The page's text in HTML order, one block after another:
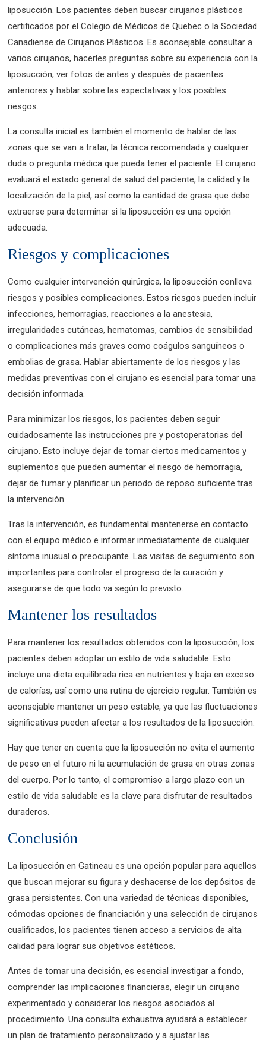
liposucción. Los pacientes deben buscar cirujanos plásticos
certificados por el Colegio de Médicos de Quebec o la Sociedad
Canadiense de Cirujanos Plásticos. Es aconsejable consultar a
varios cirujanos, hacerles preguntas sobre su experiencia con la
liposucción, ver fotos de antes y después de pacientes
anteriores y hablar sobre las expectativas y los posibles
riesgos.
La consulta inicial es también el momento de hablar de las
zonas que se van a tratar, la técnica recomendada y cualquier
duda o pregunta médica que pueda tener el paciente. El cirujano
evaluará el estado general de salud del paciente, la calidad y la
localización de la piel, así como la cantidad de grasa que debe
extraerse para determinar si la liposucción es una opción
adecuada.
Riesgos y complicaciones
Como cualquier intervención quirúrgica, la liposucción conlleva
riesgos y posibles complicaciones. Estos riesgos pueden incluir
infecciones, hemorragias, reacciones a la anestesia,
irregularidades cutáneas, hematomas, cambios de sensibilidad
o complicaciones más graves como coágulos sanguíneos o
embolias de grasa. Hablar abiertamente de los riesgos y las
medidas preventivas con el cirujano es esencial para tomar una
decisión informada.
Para minimizar los riesgos, los pacientes deben seguir
cuidadosamente las instrucciones pre y postoperatorias del
cirujano. Esto incluye dejar de tomar ciertos medicamentos y
suplementos que pueden aumentar el riesgo de hemorragia,
dejar de fumar y planificar un periodo de reposo suficiente tras
la intervención.
Tras la intervención, es fundamental mantenerse en contacto
con el equipo médico e informar inmediatamente de cualquier
síntoma inusual o preocupante. Las visitas de seguimiento son
importantes para controlar el progreso de la curación y
asegurarse de que todo va según lo previsto.
Mantener los resultados
Para mantener los resultados obtenidos con la liposucción, los
pacientes deben adoptar un estilo de vida saludable. Esto
incluye una dieta equilibrada rica en nutrientes y baja en exceso
de calorías, así como una rutina de ejercicio regular. También es
aconsejable mantener un peso estable, ya que las fluctuaciones
significativas pueden afectar a los resultados de la liposucción.
Hay que tener en cuenta que la liposucción no evita el aumento
de peso en el futuro ni la acumulación de grasa en otras zonas
del cuerpo. Por lo tanto, el compromiso a largo plazo con un
estilo de vida saludable es la clave para disfrutar de resultados
duraderos.
Conclusión
La liposucción en Gatineau es una opción popular para aquellos
que buscan mejorar su figura y deshacerse de los depósitos de
grasa persistentes. Con una variedad de técnicas disponibles,
cómodas opciones de financiación y una selección de cirujanos
cualificados, los pacientes tienen acceso a servicios de alta
calidad para lograr sus objetivos estéticos.
Antes de tomar una decisión, es esencial investigar a fondo,
comprender las implicaciones financieras, elegir un cirujano
experimentado y considerar los riesgos asociados al
procedimiento. Una consulta exhaustiva ayudará a establecer
un plan de tratamiento personalizado y a ajustar las